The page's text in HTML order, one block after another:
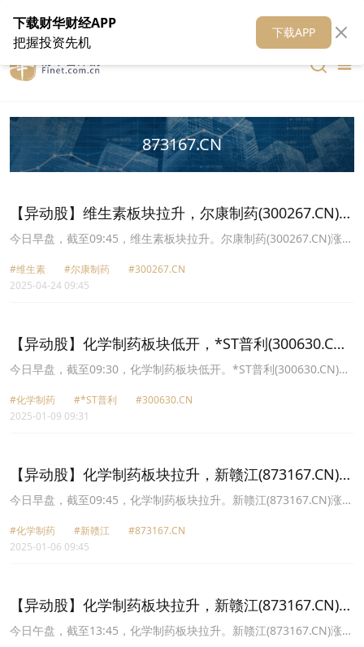
在线客服 关于我们 财华媒体矩阵 财华智库
873167.CN
【异动股】维生素板块拉升，尔康制药(300267.CN)涨
20.0%
今日早盘，截至09:45，维生素板块拉升。尔康制药(300267.CN)涨
(603676.CN)涨6.43%报11.76元，兄弟科技(002562.CN)涨5.52%报
4.59元，百合股份(603102.CN)涨4.41%报41.4元，花园生物
#维生素 #尔康制药
#300267.CN
2025-04-24 09:45
【异动股】化学制药板块低开，*ST普利(300630.CN)
跌20.04%
今日早盘，截至09:30，化学制药板块低开。*ST普利(300630.CN)跌
股份(600664.CN)跌8.88%报4.31元，金石亚药(300434.CN)跌6.61%
报9.61元，新赣江(873167.CN)跌6.58%报18.04元，亨迪药业
#化学制药 #*ST普利
#300630.CN
2025-01-09 09:31
【异动股】化学制药板块拉升，新赣江(873167.CN)涨
21.17%
今日早盘，截至09:45，化学制药板块拉升。新赣江(873167.CN)涨
红(300723.CN)涨12.30%报19.35元，星昊医药(430017.CN)涨
11.65%报14.95元，亚太药业(002370.CN)涨10.10%报3.16元，鲁抗
#化学制药 #新赣江
#873167.CN
2025-01-06 09:45
【异动股】化学制药板块拉升，新赣江(873167.CN)涨
29.99%
今日午盘，截至13:45，化学制药板块拉升。新赣江(873167.CN)涨
下载财华财经APP
把握投资先机
下载APP